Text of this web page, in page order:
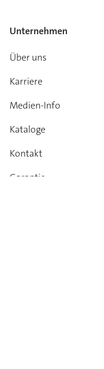
Unternehmen
Über uns
Karriere
Medien-Info
Kataloge
Kontakt
Garantie